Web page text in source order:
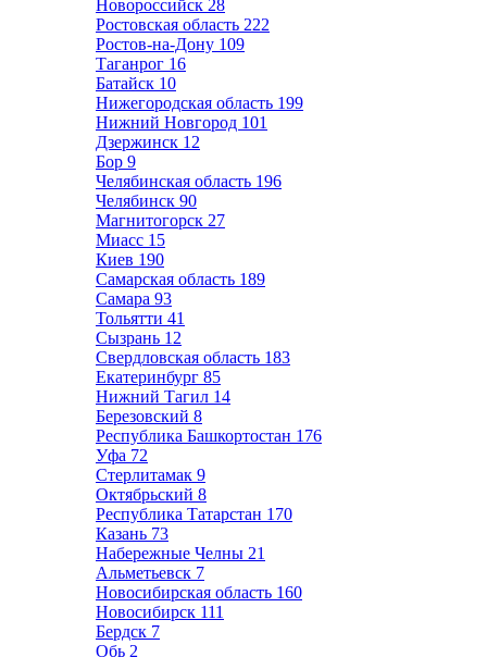
Новороссийск 28
Ростовская область 222
Ростов-на-Дону 109
Таганрог 16
Батайск 10
Нижегородская область 199
Нижний Новгород 101
Дзержинск 12
Бор 9
Челябинская область 196
Челябинск 90
Магнитогорск 27
Миасс 15
Киев 190
Самарская область 189
Самара 93
Тольятти 41
Сызрань 12
Свердловская область 183
Екатеринбург 85
Нижний Тагил 14
Березовский 8
Республика Башкортостан 176
Уфа 72
Стерлитамак 9
Октябрьский 8
Республика Татарстан 170
Казань 73
Набережные Челны 21
Альметьевск 7
Новосибирская область 160
Новосибирск 111
Бердск 7
Обь 2